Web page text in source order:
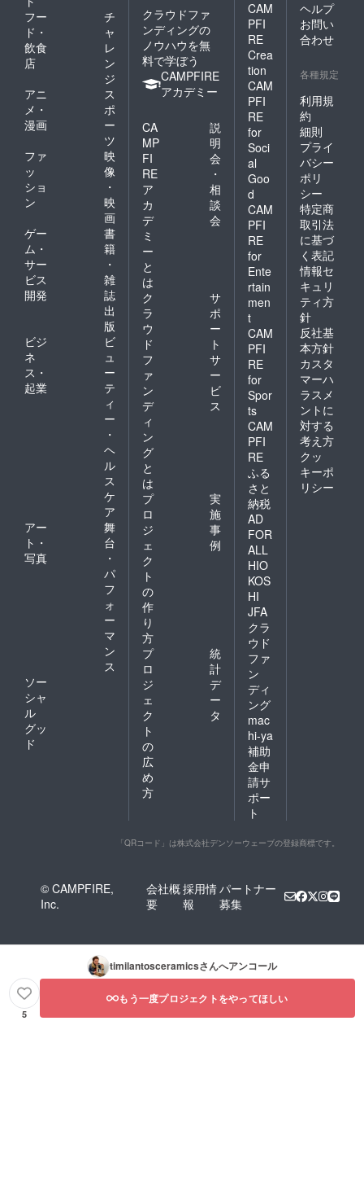
OjizoSa
hand
shaped,
will be
ces in
colors
shapes.
フー
ド・
飲食
店
チ
ャ
レ
ン
ジ
アニ
メ・
漫画
ス
ポ
ー
ツ
ファ
ッ
ショ
ン
映
像
・
映
画
ゲー
ム・
サー
ビス
開発
書
籍
・
雑
誌
出
版
ビジ
ネ
ス・
起業
ビ
ュ
ー
テ
ィ
ー
・
ヘ
ル
ス
ケ
ア
アー
ト・
写真
舞
台
・
パ
フ
ォ
ー
マ
ン
ス
ソー
シャ
ル
グッ
ド
クラウドファ
ンディングの
ノウハウを無
料で学ぼう
CAMPFIRE
アカデミー
CA
MP
FI
RE
ア
カ
デ
ミ
ー
と
は
説
明
会
・
相
談
会
ク
ラ
ウ
ド
フ
ァ
ン
デ
ィ
ン
グ
と
は
サ
ポ
ー
ト
サ
ー
ビ
ス
プ
ロ
ジ
ェ
ク
ト
の
作
り
方
実
施
事
例
プ
ロ
ジ
ェ
ク
ト
の
広
め
方
統
計
デ
ー
タ
CAM
PFI
RE
Crea
tion
CAM
PFI
RE
for
Soci
al
Goo
d
CAM
PFI
RE
for
Ente
rtain
men
t
CAM
PFI
RE
for
Spor
ts
CAM
PFI
RE
ふる
さと
納税
AD
FOR
ALL
HIO
KOS
HI
JFA
クラ
ウド
ファ
ン
ディ
ング
mac
hi-ya
補助
金申
請サ
ポー
ト
ヘルプ
お問い
合わせ
各種規定
利用規
約
細則
プライ
バシー
ポリ
シー
特定商
取引法
に基づ
く表記
情報セ
キュリ
ティ方
針
反社基
本方針
カスタ
マーハ
ラスメ
ントに
対する
考え方
クッ
キーポ
リシー
「QRコード」は株式会社デンソーウェーブの登録商標です。
© CAMPFIRE,
Inc.
会社概
要
採用情
報
パートナー
募集
timilantosceramicsさんへアンコール
5
もう一度プロジェクトをやってほしい